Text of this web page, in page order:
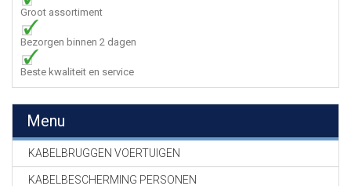
Groot assortiment
Bezorgen binnen 2 dagen
Beste kwaliteit en service
Menu
KABELBRUGGEN VOERTUIGEN
KABELBESCHERMING PERSONEN